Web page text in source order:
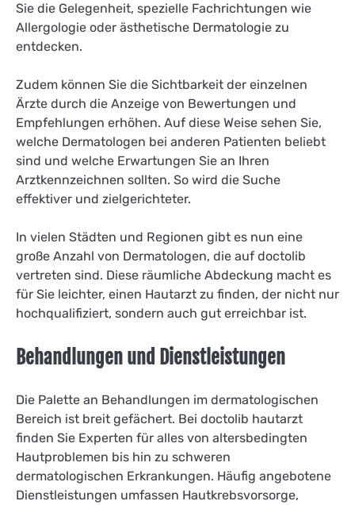
Sie die Gelegenheit, spezielle Fachrichtungen wie
Allergologie oder ästhetische Dermatologie zu
entdecken.
Zudem können Sie die Sichtbarkeit der einzelnen
Ärzte durch die Anzeige von Bewertungen und
Empfehlungen erhöhen. Auf diese Weise sehen Sie,
welche Dermatologen bei anderen Patienten beliebt
sind und welche Erwartungen Sie an Ihren
Arztkennzeichnen sollten. So wird die Suche
effektiver und zielgerichteter.
In vielen Städten und Regionen gibt es nun eine
große Anzahl von Dermatologen, die auf doctolib
vertreten sind. Diese räumliche Abdeckung macht es
für Sie leichter, einen Hautarzt zu finden, der nicht nur
hochqualifiziert, sondern auch gut erreichbar ist.
Behandlungen und Dienstleistungen
Die Palette an Behandlungen im dermatologischen
Bereich ist breit gefächert. Bei doctolib hautarzt
finden Sie Experten für alles von altersbedingten
Hautproblemen bis hin zu schweren
dermatologischen Erkrankungen. Häufig angebotene
Dienstleistungen umfassen Hautkrebsvorsorge,